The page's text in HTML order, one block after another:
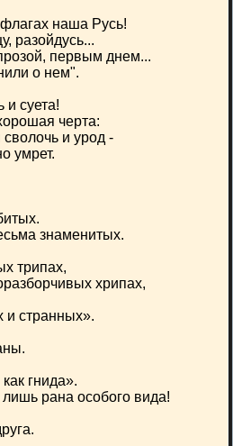
наша Русь!
разойдусь...
первым днем...
о нем".
и суета!
черта:
сволочь и урод -
умрет.
знаменитых.
трипах,
хрипах,
странных».
гнида».
рана особого вида!